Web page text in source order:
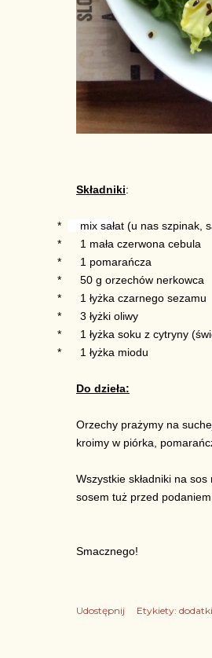
Składniki:
* mix sałat (u nas szpinak,
*
1 mała czerwona cebula
*
1 pomarańcza
*
50 g orzechów nerkowca
*
1 łyżka czarnego sezamu
*
3 łyżki oliwy
*
1 łyżka soku z cytryny
*
1 łyżka miodu
Do dzieła:
Orzechy prażymy na
kroimy w piórka,
Wszystkie składniki na
sosem tuż przed podaniem.
Smacznego!
Udostępnij Etykiety: dodatki